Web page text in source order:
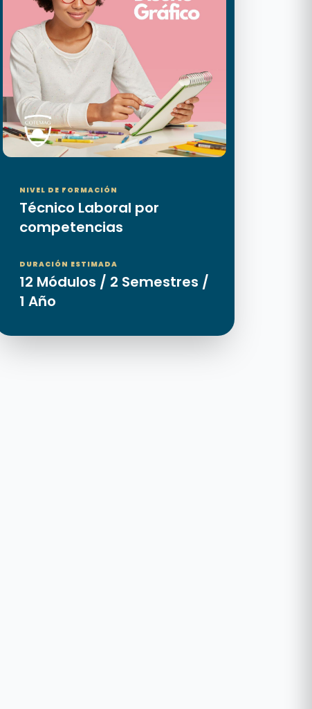
NIVEL DE FORMACIÓN
Técnico Laboral por
competencias
DURACIÓN ESTIMADA
12 Módulos / 2 Semestres /
1 Año